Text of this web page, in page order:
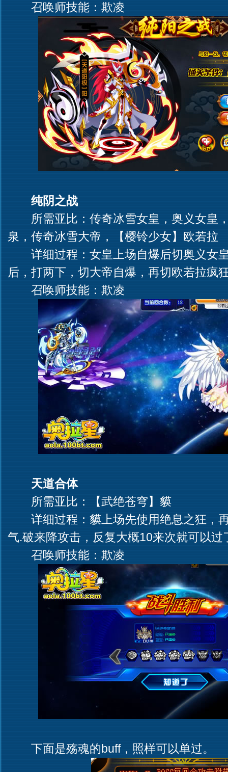
召唤师技能：欺凌
纯阴之战
所需亚比：传奇冰雪女皇，奥义女皇
泉，传奇冰雪大帝，【樱铃少女】欧若拉
详细过程：女皇上场自爆后切奥义女
后，打两下，切大帝自爆，再切欧若拉疯
召唤师技能：欺凌
天道合体
所需亚比：【武绝苍穹】貘
详细过程：貘上场先使用绝息之狂，
气.破来降攻击，反复大概10来次就可以过
召唤师技能：欺凌
下面是殇魂的buff，照样可以单过。